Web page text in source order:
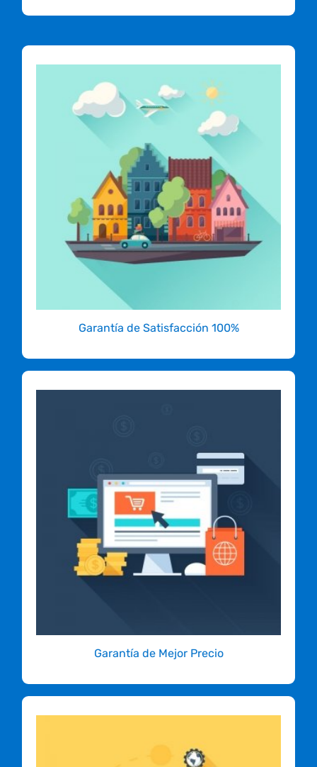
Garantía de Satisfacción 100%
Por la velocidad, respaldo y
tecnología, somos el mejor
hosting para tu sitio.
Garantizado!
Con la mejor infraestructura de hosting
diseñada especialmente para sitios web
hechos en Colombia, nunca más pensarás en
hospedar en el exterior.
Garantía de Mejor Precio
mejor precio!
Con nuestra garantía de mejor precio, puedes
estar seguro que tu inversión es la mejor. Si
encuentras otro servicio de hosting en
Colombia con las mismas características pero
con menor precio, te cobraremos 10% menos
que el menor precio que encuentres.
Vuélvete un Socio Afiliado y